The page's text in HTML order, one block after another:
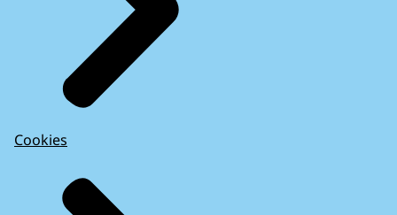
Cookies